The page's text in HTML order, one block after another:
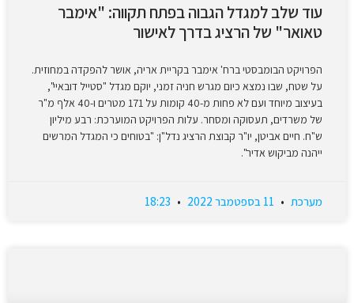
עוד שלב למגדל הגבוה בפתח תקווה: "אימבר
טאואר" של הרציג בדרך לאישור
הפרויקט הבומבסטי ברח' אימבר בקריית אריה, אושר להפקדה במחוזית.
על שטח, שבו נמצא כיום מגרש חניה זמני, יוקם מגדל "סטייל דובאיי",
בעיצוב מיוחד ועם לא פחות מ-40 קומות על 171 מטרים ו-40 אלף מ"ר
של משרדים, תעסוקה ומסחר. עלות הפרויקט המוערכת: רבע מיליון
ש"ח. חיים אביטן, יו"ר קבוצת הרציג נדל"ן: "בטוחים כי המגדל המרשים
ייהנה מביקוש אדיר".
מערכת